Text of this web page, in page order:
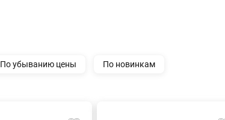
По убыванию цены По новинкам